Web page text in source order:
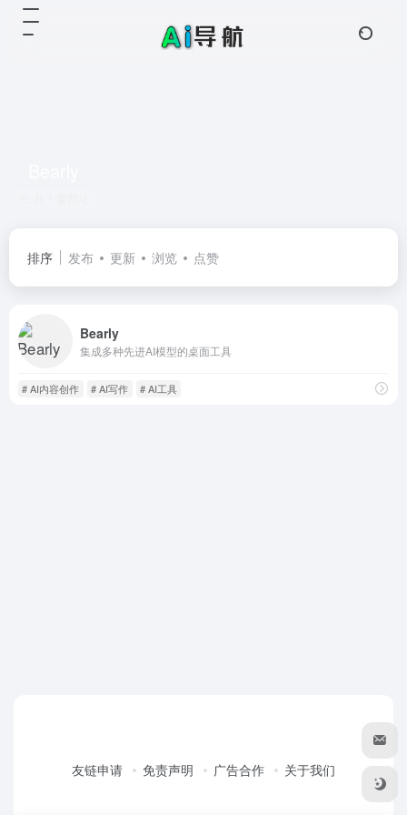
排序 发布 更新 浏览 点赞
Bearly
集成多种先进AI模型的桌面工具
# AI内容创作 # AI写作 # AI工具
友链申请 免责声明 广告合作 关于我们